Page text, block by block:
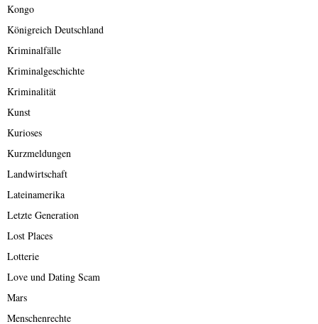
Kongo
Königreich Deutschland
Kriminalfälle
Kriminalgeschichte
Kriminalität
Kunst
Kurioses
Kurzmeldungen
Landwirtschaft
Lateinamerika
Letzte Generation
Lost Places
Lotterie
Love und Dating Scam
Mars
Menschenrechte